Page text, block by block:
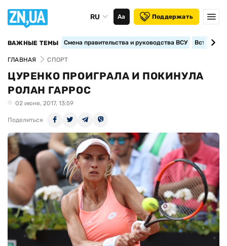
RU Аа Поддержать
ВАЖНЫЕ ТЕМЫ Смена правительства и руководства ВСУ
ГЛАВНАЯ СПОРТ
ЦУРЕНКО ПРОИГРАЛА И ПОКИНУЛА
РОЛАН ГАРРОС
02 июня, 2017, 13:59
Поделиться